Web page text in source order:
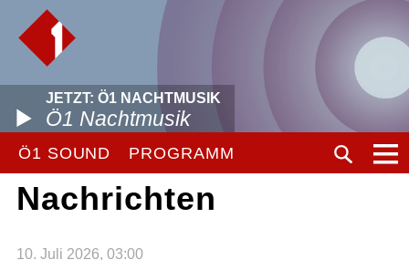
JETZT: Ö1 NACHTMUSIK
Ö1 Nachtmusik
Ö1 SOUND PROGRAMM
Nachrichten
10. Juli 2026, 03:00